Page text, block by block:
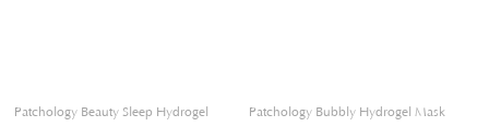
Patchology Beauty Sleep Hydrogel
Patchology Bubbly Hydrogel Mask